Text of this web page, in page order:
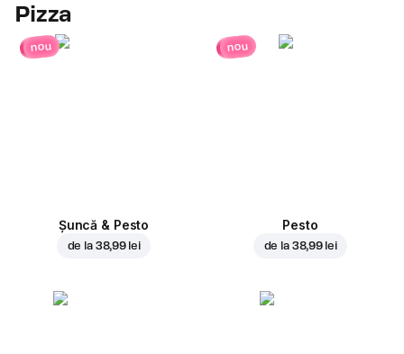
Pizza
nou
Șuncă & Pesto
de la 38,99 lei
nou
Pesto
de la 38,99 lei